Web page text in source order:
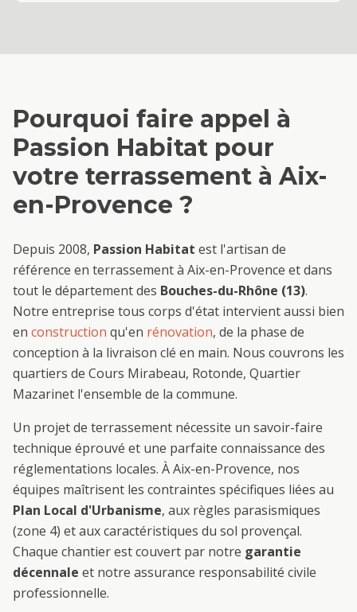
Pourquoi faire appel à
Passion Habitat pour
votre terrassement à Aix-
en-Provence ?
Depuis 2008, Passion Habitat est l'artisan de
référence en terrassementà Aix-en-Provence et dans
tout le département des Bouches-du-Rhône (13).
Notre entreprise tous corps d'état intervient aussi bien
en construction qu'en rénovation, de la phase de
conception à la livraison clé en main. Nous couvrons les
quartiers de Cours Mirabeau, Rotonde, Quartier
Mazarinet l'ensemble de la commune.
Un projet de terrassement nécessite un savoir-faire
technique éprouvé et une parfaite connaissance des
réglementations locales. ÀAix-en-Provence, nos
équipes maîtrisent les contraintes spécifiques liées au
Plan Local d'Urbanisme, aux règles parasismiques
(zone 4) et aux caractéristiques du sol provençal.
Chaque chantier est couvert par notre garantie
décennale et notre assurance responsabilité civile
professionnelle.